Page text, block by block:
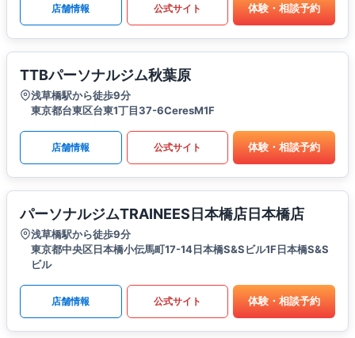
店舗情報 公式サイト 体験・相談予約
TTBパーソナルジム秋葉原
浅草橋駅から徒歩9分
東京都台東区台東1丁目37-6CeresM1F
店舗情報 公式サイト 体験・相談予約
パーソナルジムTRAINEES日本橋店日本橋店
浅草橋駅から徒歩9分
東京都中央区日本橋小伝馬町17-14日本橋S&Sビル1F日本橋S&S
ビル
店舗情報 公式サイト 体験・相談予約